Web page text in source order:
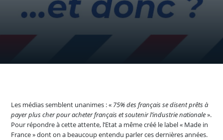
Les médias semblent unanimes : « 75% des français se disent prêts à
payer plus cher pour acheter français et soutenir l’industrie nationale».
Pour répondre à cette attente, l’Etat a même créé le label « Made in
France » dont on a beaucoup entendu parler ces dernières années.